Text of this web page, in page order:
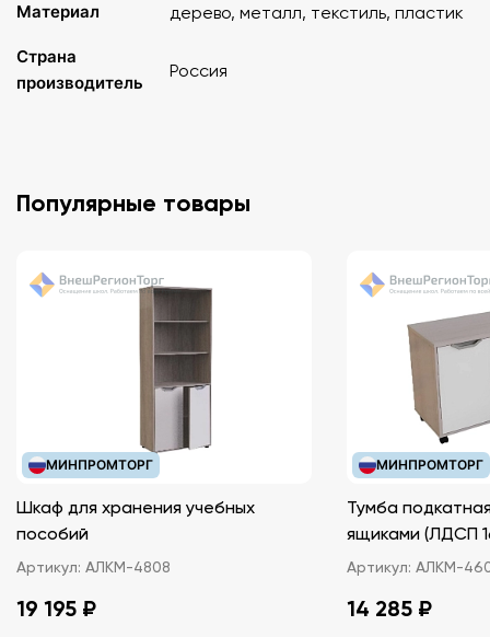
Материал дерево, металл, текстиль, пластик
Страна
производитель
Россия
Популярные товары
МИНПРОМТОРГ
Шкаф для хранения учебных
пособий
Артикул: АЛКМ-4808
19 195 ₽
МИНПРОМТОРГ
Тумба
ящиками
Артикул: АЛКМ-
14 285 ₽